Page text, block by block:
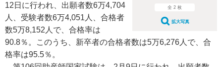
全 2 枚
拡大写真
12日に行われ、出願者数6万4,704
人、受験者数6万4,051人、合格者
数5万8,152人で、合格率は
90.8％。このうち、新卒者の合格者数は5万6,276人で、合
格率は95.5％。